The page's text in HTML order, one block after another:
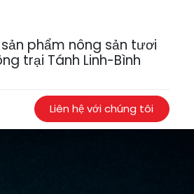
phẩm nông sản tươi
trại Tánh Linh-Bình
Liên hệ với chúng tôi